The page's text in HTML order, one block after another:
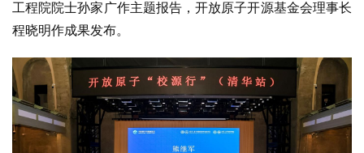
工程院院士孙家广作主题报告，开放原子开源基金会理事长
程晓明作成果发布。